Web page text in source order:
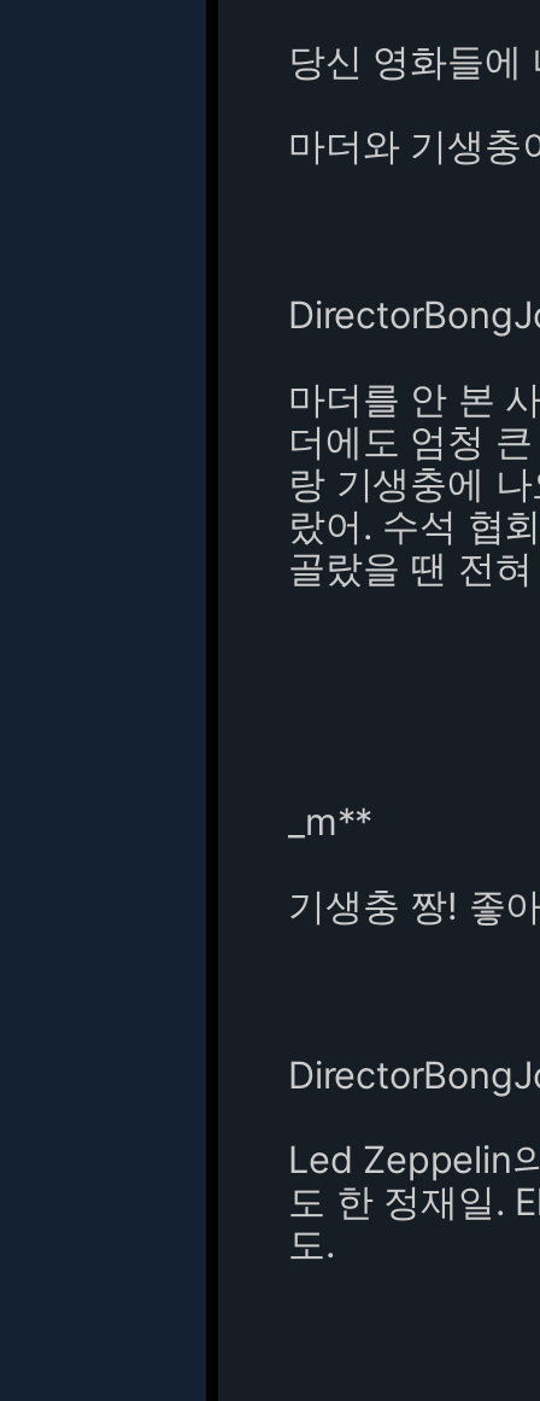
당신 영화들에
마더와 기생충
마더를 안 본
더에도 엄청
랑 기생충에
랐어. 수석 협
골랐을 땐 전
_m**
기생충 짱! 좋
Led Zeppelin
도 한 정재일.
도.